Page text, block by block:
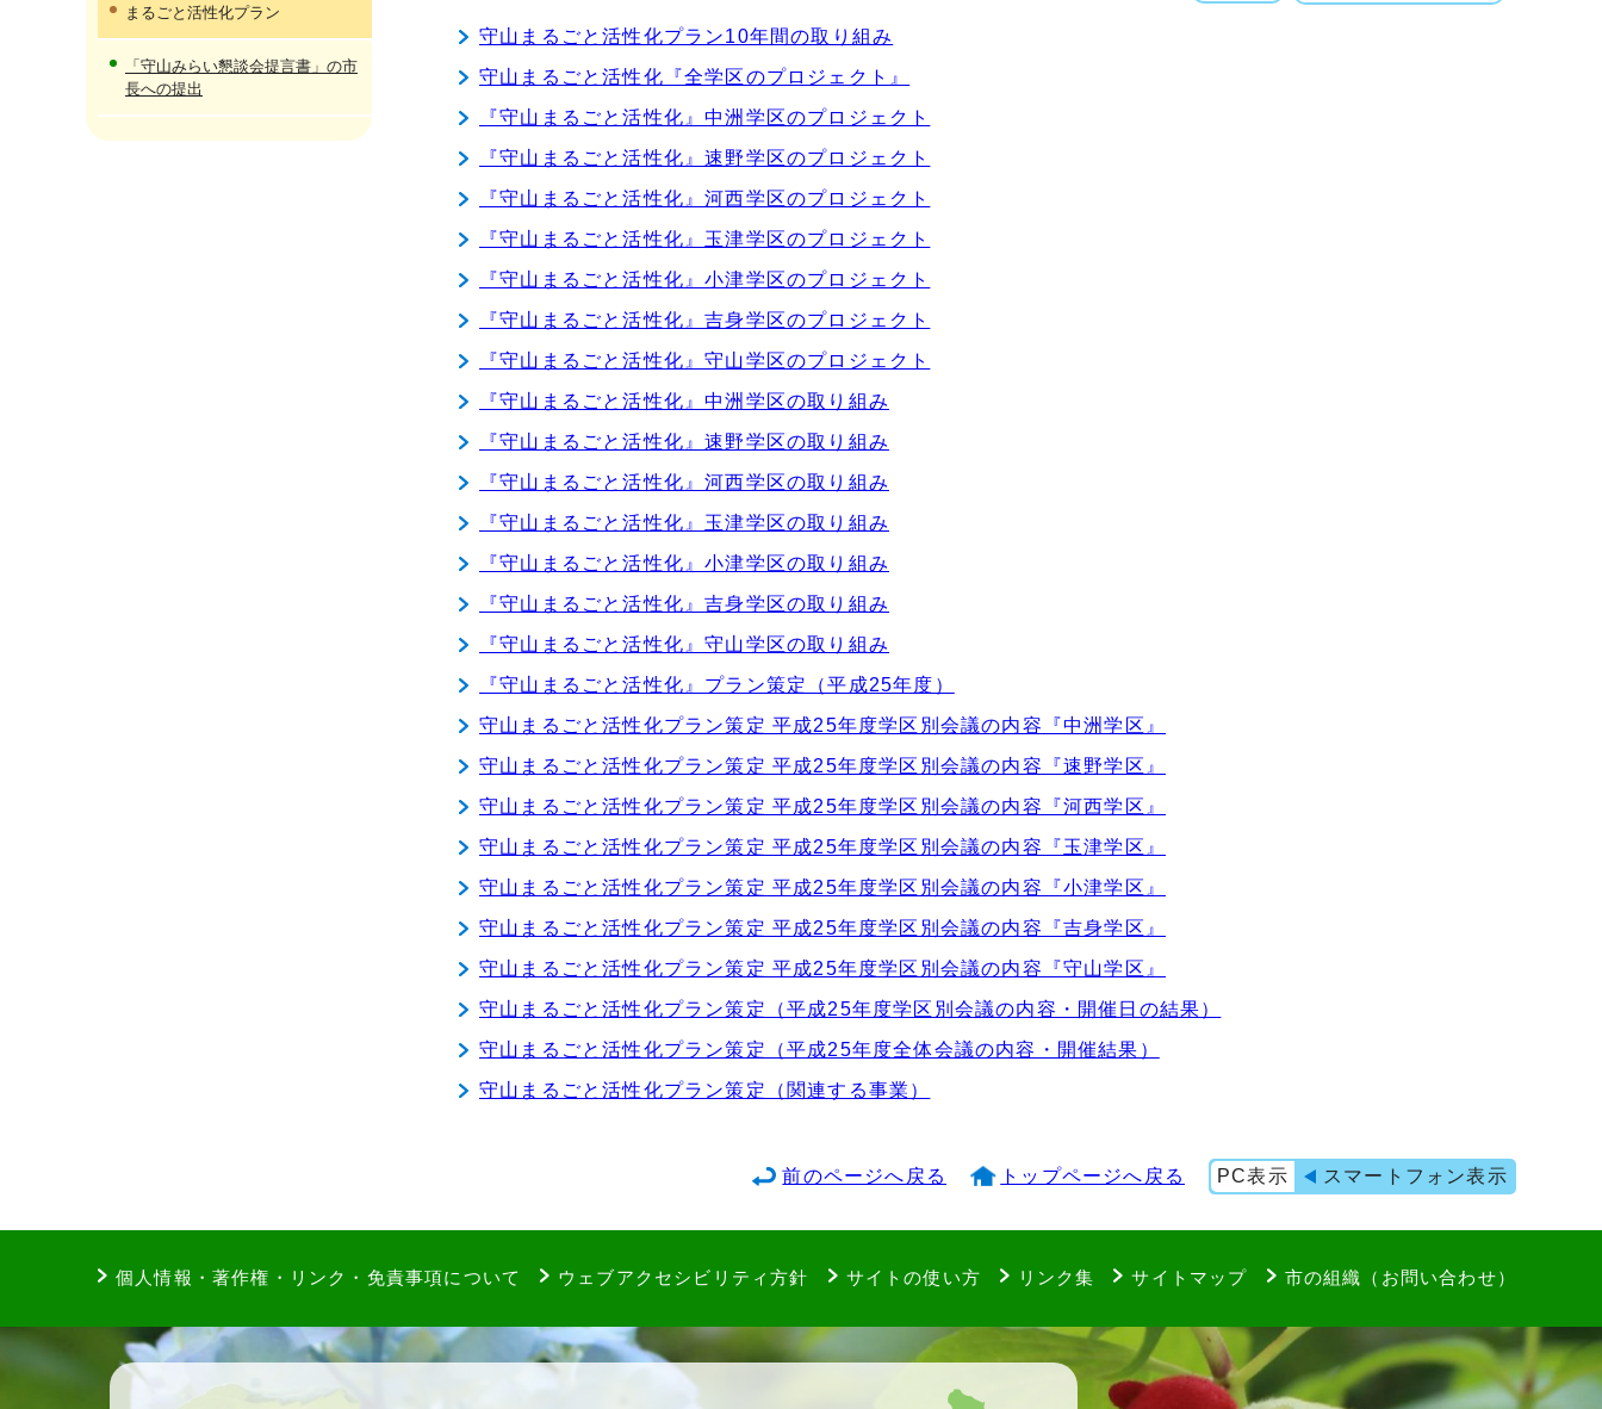
守山まるごと活性化プラン10年間の取り組み
守山まるごと活性化『全学区のプロジェクト』
『守山まるごと活性化』中洲学区のプロジェクト
『守山まるごと活性化』速野学区のプロジェクト
『守山まるごと活性化』河西学区のプロジェクト
『守山まるごと活性化』玉津学区のプロジェクト
『守山まるごと活性化』小津学区のプロジェクト
『守山まるごと活性化』吉身学区のプロジェクト
『守山まるごと活性化』守山学区のプロジェクト
『守山まるごと活性化』中洲学区の取り組み
『守山まるごと活性化』速野学区の取り組み
『守山まるごと活性化』河西学区の取り組み
『守山まるごと活性化』玉津学区の取り組み
『守山まるごと活性化』小津学区の取り組み
『守山まるごと活性化』吉身学区の取り組み
『守山まるごと活性化』守山学区の取り組み
『守山まるごと活性化』プラン策定（平成25年度）
守山まるごと活性化プラン策定 平成25年度学区別会議の内容『中洲学区』
守山まるごと活性化プラン策定 平成25年度学区別会議の内容『速野学区』
守山まるごと活性化プラン策定 平成25年度学区別会議の内容『河西学区』
守山まるごと活性化プラン策定 平成25年度学区別会議の内容『玉津学区』
守山まるごと活性化プラン策定 平成25年度学区別会議の内容『小津学区』
守山まるごと活性化プラン策定 平成25年度学区別会議の内容『吉身学区』
守山まるごと活性化プラン策定 平成25年度学区別会議の内容『守山学区』
守山まるごと活性化プラン策定（平成25年度学区別会議の内容・開催日の結果）
守山まるごと活性化プラン策定（平成25年度全体会議の内容・開催結果）
守山まるごと活性化プラン策定（関連する事業）
まるごと活性化プラン
「守山みらい懇談会提言書」の市
長への提出
前のページへ戻る トップページへ戻る PC表示 スマートフォン表示
個人情報・著作権・リンク・免責事項について ウェブアクセシビリティ方針 サイトの使い方 リンク集 サイトマップ 市の組織（お問い合わせ）